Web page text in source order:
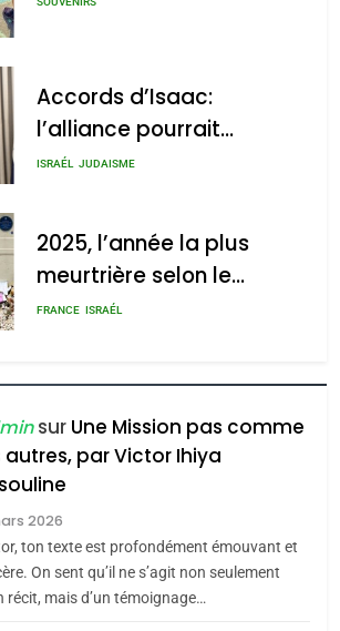
2025, l’année la plus
meurtrière selon le rapport
l’antisémitisme
admin 0
Accords d’Isaac:
l’alliance pourrait
s’étendre à 13 pays
ISRAÉL JUDAISME
2025, l’année la plus
meurtrière selon le
rapport d’ADL contre
FRANCE ISRAÉL
FIÈRE, DIGNE ET RÉSILIENTE :
POURQUOI JE REVENDIQUE
MA JUDAÏTE par Thérèse
Zrihen-Dvir
ISRAÉL JUDAISME
CE QUI NOUS MANQUE –
Jacques Hadida
JUDAISME
sur Une Mission pas comme
autres, par Victor Ihiya
2026
ton texte est profondément émouvant et
On sent qu’il ne s’agit non seulement
récit, mais d’un témoignage…